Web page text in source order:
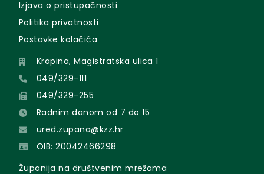
Izjava o pristupačnosti
Politika privatnosti
Postavke kolačića
Krapina, Magistratska ulica 1
049/329-111
049/329-255
Radnim danom od 7 do 15
ured.zupana@kzz.hr
OIB: 20042466298
Županija na društvenim mrežama